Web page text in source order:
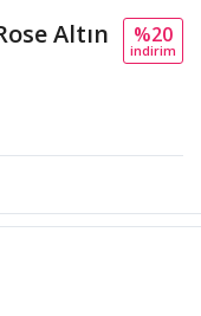
Altın
%20
i̇ndi̇ri̇m